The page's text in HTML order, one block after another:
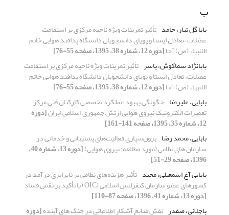
ب
بابا گل تبار، حامد تأثیر تمرینات ویژه ناحیه مرکزی بر استقامت
عضلات، تعادل ایستا و پویای دانشجویان دانشگاه پدافند هوایی خاتم
الانبیاء (ص) آجا[دوره 12، شماره 38، 1395، صفحه 55-76]
بابانژاد سماکوش، یاسر تأثیر تمرینات ویژه ناحیه مرکزی بر استقامت
عضلات، تعادل ایستا و پویای دانشجویان دانشگاه پدافند هوایی خاتم
الانبیاء (ص) آجا[دوره 12، شماره 38، 1395، صفحه 55-76]
بابایی، علیرضا چگونگی بهبود عملکرد تخصصی کارکنان فنی مرکز
تعمیرات الکترونیک نیروی هوایی ارتش جمهوری اسلامی ایران[دوره
12، شماره 35، 1395، صفحه 141-161]
بابایی، محمد رضا برون‌سپاری فعالیت‌های پشتیبانی و خدماتی در
سازمان های نظامی (مورد مطالعه: نیروی هوایی) [دوره 13، شماره 40،
1396، صفحه 29-51]
بابایی آغ اسمعیلی، مجید تأثیر هزینه‌های نظامی بر نابرابری درآمد در
کشورهای عضو سازمان کنفرانس اسلامی (OIC) با تأکید بر نقش فساد
[دوره 13، شماره 41، 1396، صفحه 87-110]
باجلانی، صفدر نقش منابع آشکار اطلاعاتی در جنگ های آینده[دوره